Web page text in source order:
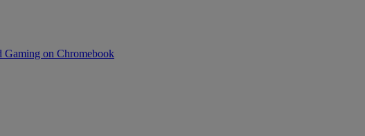
Gaming on Chromebook